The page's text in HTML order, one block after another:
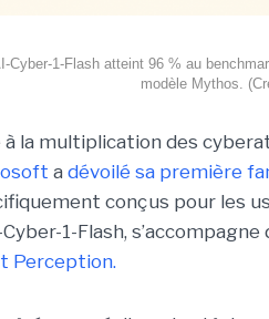
Cyber-1-Flash atteint 96 % au
modèle Mythos.
à la multiplication des
a dévoilé sa première
conçus pour les
1-Flash,
Perception.